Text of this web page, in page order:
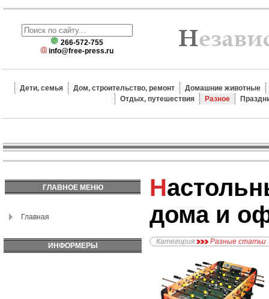
266-572-755
info@free-press.ru
Дети, семья Дом, строительство, ремонт
Домашние животные
Отдых, путешествия
Разное
ГЛАВНОЕ МЕНЮ
Главная
ИНФОРМЕРЫ
Настольные игры для
дома и
Категория Разные статьи